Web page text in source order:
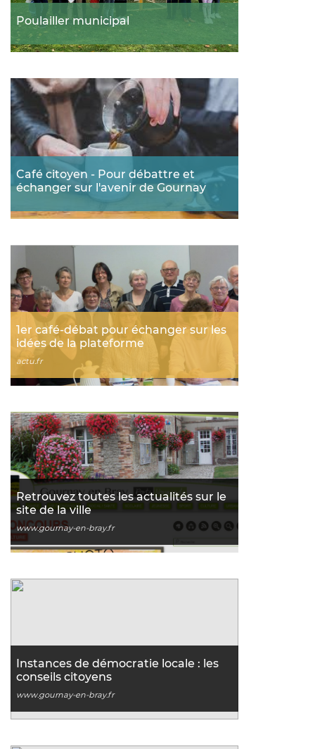
Poulailler municipal
Café citoyen - Pour débattre et
échanger sur l'avenir de Gournay
1er café-débat pour échanger sur les
idées de la plateforme
actu.fr
Retrouvez toutes les actualités sur le
site de la ville
www.gournay-en-bray.fr
Instances de démocratie locale : les
conseils citoyens
www.gournay-en-bray.fr